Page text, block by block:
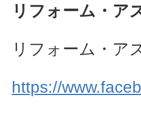
リフォーム・ア
リフォーム・ア
https://